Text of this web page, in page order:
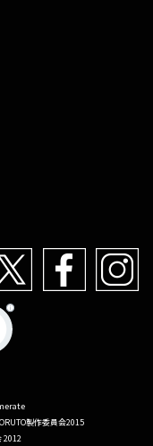
製作委員会2015
2012